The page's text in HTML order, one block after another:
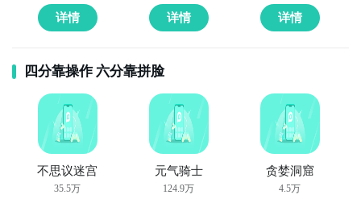
详情 详情 详情
四分靠操作 六分靠拼脸
不思议迷宫
35.5万
元气骑士
124.9万
贪婪洞窟
4.5万